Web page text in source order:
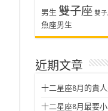
男生 雙子座 雙
魚座男生
近期文章
十二星座8月的貴
十二星座8月最要